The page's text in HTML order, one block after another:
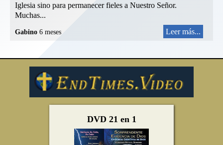
Iglesia sino para permanecer fieles a Nuestro Señor.
Muchas...
Gabino 6 meses Leer más...
DVD 21 en 1